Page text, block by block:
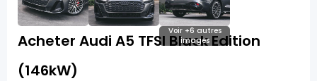
Voir +6 autres
images
Acheter Audi A5 TFSI Black Edition
(146kW)